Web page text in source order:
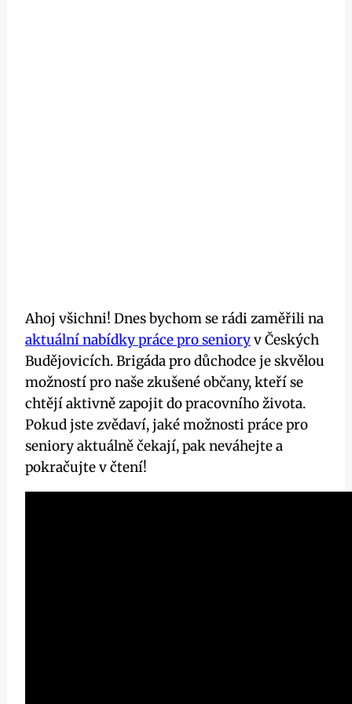
Ahoj všichni! Dnes bychom se rádi zaměřili na
aktuální nabídky práce pro senioryv Českých
Budějovicích. Brigáda pro důchodce je skvělou
možností pro naše zkušené občany, kteří se
chtějí aktivně zapojit do pracovního života.
Pokud jste zvědaví, jaké možnosti práce pro
seniory aktuálně čekají, pak neváhejte a
pokračujte v čtení!